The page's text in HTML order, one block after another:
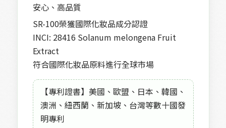
安心、高品質
SR-100榮獲國際化妝品成分認證
INCI: 28416 Solanum melongena Fruit
Extract
符合國際化妝品原料進行全球市場
【專利證書】美國、歐盟、日本、韓國、
澳洲、紐西蘭、新加坡、台灣等數十國發
明專利